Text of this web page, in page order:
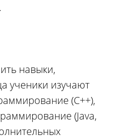
навыки,
ученики изучают
(С++),
(Java,